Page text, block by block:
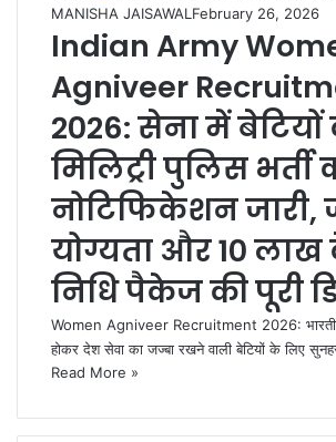
MANISHA JAISAWAL February 26, 2026
Indian Army
Agniveer
2026: सेना में बेटियों
मिलिट्री पुलिस भर्ती
नोटिफिकेशन जारी,
योग्यता और 10
निधि पैकेज की पूरी
Women Agniveer Recruitment 2026:
होकर देश सेवा का जज्बा रखने वाली बेटियों के लिए
Read More »